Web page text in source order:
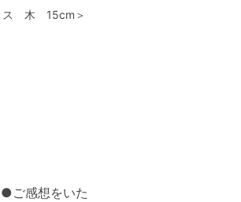
ス 木 15cm＞
●ご感想をいた